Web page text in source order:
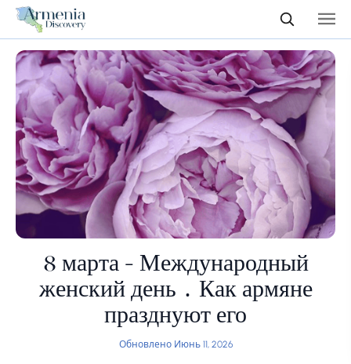
8 марта - Международный
женский день ․ Как армяне
празднуют его
Обновлено Июнь 11, 2026